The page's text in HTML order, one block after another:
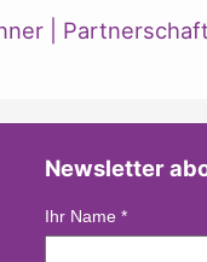
Newsletter
Ihr Name *